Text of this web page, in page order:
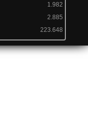
1.982
2.885
223.648